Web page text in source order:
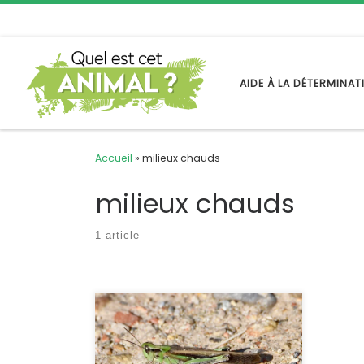
AIDE À LA
Accueil » milieux chauds
milieux chauds
1 article
La découverte de nouvelles espèces
passe parfois par l’exploration de
biotopes encore peu étudiés, mais
aussi quelquefois par un examen